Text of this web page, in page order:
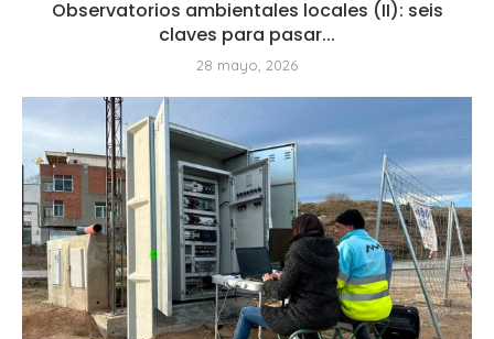
Observatorios ambientales locales (II): seis
claves para pasar...
28 mayo, 2026